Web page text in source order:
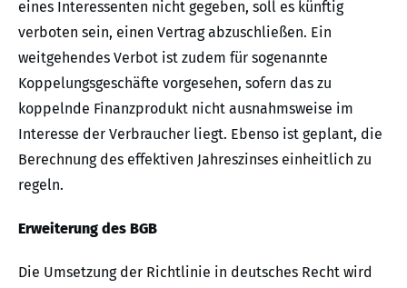
eines Interessenten nicht gegeben, soll es künftig
verboten sein, einen Vertrag abzuschließen. Ein
weitgehendes Verbot ist zudem für sogenannte
Koppelungsgeschäfte vorgesehen, sofern das zu
koppelnde Finanzprodukt nicht ausnahmsweise im
Interesse der Verbraucher liegt. Ebenso ist geplant, die
Berechnung des effektiven Jahreszinses einheitlich zu
regeln.
Erweiterung des BGB
Die Umsetzung der Richtlinie in deutsches Recht wird